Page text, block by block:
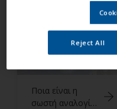
Ποια είναι η
σωστή αναλογία
Reject All